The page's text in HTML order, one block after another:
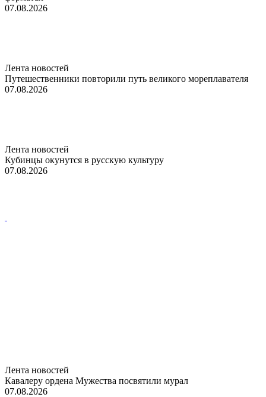
07.08.2026
Лента новостей
Путешественники повторили путь великого мореплавателя
07.08.2026
Лента новостей
Кубинцы окунутся в русскую культуру
07.08.2026
Лента новостей
Кавалеру ордена Мужества посвятили мурал
07.08.2026